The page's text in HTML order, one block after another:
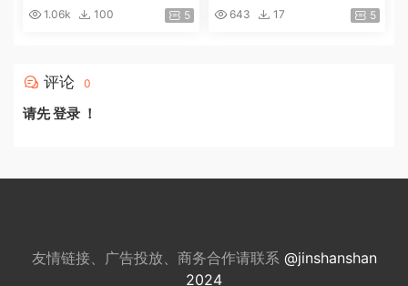
解压即撸|[74G/百度]
1.06k 100 5
+全DLC|解压即撸|
643 17 5
评论 0
请先登录 ！
友情链接、广告投放、商务合作请联系 @jinshanshan
2024